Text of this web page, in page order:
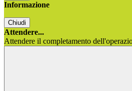
Informazione
Chiudi
Attendere...
Attendere il completamento